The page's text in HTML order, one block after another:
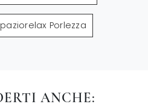
Porlezza
ANCHE: